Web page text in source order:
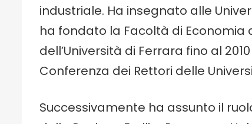
industriale. Ha insegnato alle
ha fondato la Facoltà di Economia
dell’Università di Ferrara fino al
Conferenza dei Rettori delle
Successivamente ha assunto il